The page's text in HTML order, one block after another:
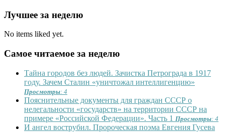
Лучшее за неделю
No items liked yet.
Самое читаемое за неделю
Тайна городов без людей. Зачистка Петрограда в 1917
году. Зачем Сталин «уничтожал интеллигенцию»
Просмотры: 4
Пояснительные документы для граждан СССР о
нелегальности «государств» на территории СССР на
примере «Российской Федерации». Часть 1 Просмотры: 4
И ангел вострубил. Пророческая поэма Евгения Гусева